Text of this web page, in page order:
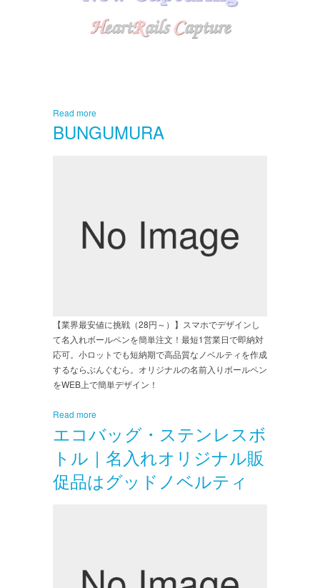
Read more
BUNGUMURA
【業界最安値に挑戦（28円～）】スマホでデザインし
て名入れボールペンを簡単注文！最短1営業日で即納対
応可。小ロットでも短納期で高品質なノベルティを作成
するならぶんぐむら。オリジナルの名前入りボールペン
をWEB上で簡単デザイン！
Read more
エコバッグ・ステンレスボ
トル | 名入れオリジナル販
促品はグッドノベルティ